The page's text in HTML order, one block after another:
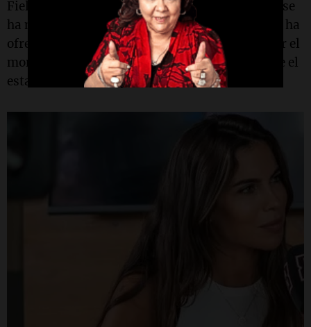
Fiel a la extrema discreción con la que siempre se
ha manejado sobre su vida privada, el piloto no ha
ofrecido más detalles sobre el nacimiento, y por el
momento tampoco han trascendido datos sobre el
estado de la madre y del recién nacido.